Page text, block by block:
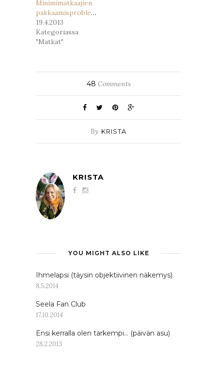
Minimimatkaajien
pakkaamisproblematiikkaa
19.4.2013
Kategoriassa
"Matkat"
48 Comments
By KRISTA
KRISTA
YOU MIGHT ALSO LIKE
Ihmelapsi (täysin objektiivinen näkemys)
8.5.2014
Seela Fan Club
17.10.2014
Ensi kerralla olen tarkempi… (päivän asu)
28.2.2013